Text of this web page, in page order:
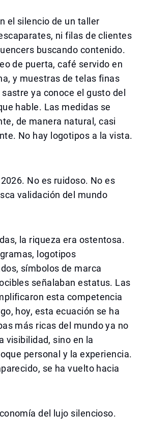
el silencio de un taller
ni filas de clientes
buscando contenido.
de puerta, café servido en
y muestras de telas finas
ya conoce el gusto del
hable. Las medidas se
de manera natural, casi
No hay logotipos a la vista.
No es ruidoso. No es
validación del mundo
la riqueza era ostentosa.
logotipos
símbolos de marca
señalaban estatus. Las
esta competencia
hoy, esta ecuación se ha
más ricas del mundo ya no
visibilidad, sino en la
personal y la experiencia.
se ha vuelto hacia
del lujo silencioso.